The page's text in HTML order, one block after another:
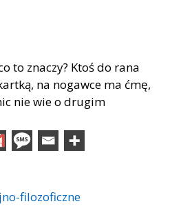
to znaczy? Ktoś do rana
na nogawce ma ćmę,
nie wie o drugim
filozoficzne